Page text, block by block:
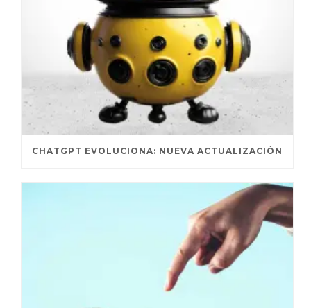
CHATGPT EVOLUCIONA: NUEVA ACTUALIZACIÓN